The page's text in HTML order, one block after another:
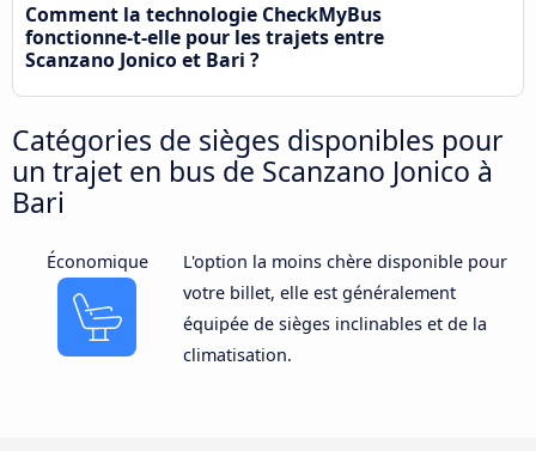
Comment la technologie CheckMyBus
fonctionne-t-elle pour les trajets entre
Scanzano Jonico et Bari ?
Catégories de sièges disponibles pour
un trajet en bus de Scanzano Jonico à
Bari
Économique
L'option la moins chère disponible pour
votre billet, elle est généralement
équipée de sièges inclinables et de la
climatisation.